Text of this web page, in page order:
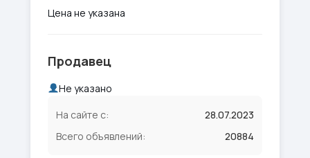
Цена не указана
Продавец
Не указано
На сайте с:
28.07.2023
Всего объявлений:
20884